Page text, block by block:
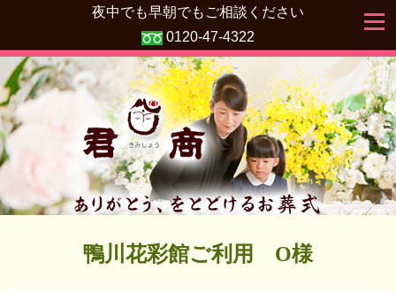
夜中でも早朝でもご相談ください
0120-47-4322
鴨川花彩館ご利用 O様